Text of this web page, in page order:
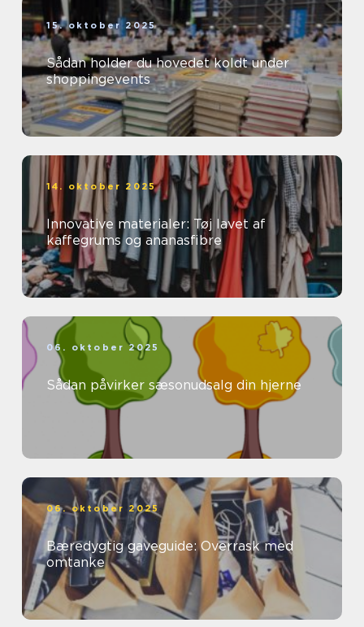
15. oktober 2025
Sådan holder du hovedet koldt under
shoppingevents
14. oktober 2025
Innovative materialer: Tøj lavet af
kaffegrums og ananasfibre
06. oktober 2025
Sådan påvirker sæsonudsalg din hjerne
06. oktober 2025
Bæredygtig gaveguide: Overrask med
omtanke